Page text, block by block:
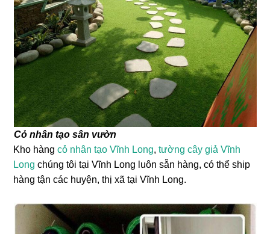
Cỏ nhân tạo sân vườn
Kho hàngcỏ nhân tạo Vĩnh Long,tường cây giả Vĩnh
Long chúng tôi tại Vĩnh Long luôn sẵn hàng, có thể ship
hàng tận các huyện, thị xã tại Vĩnh Long.